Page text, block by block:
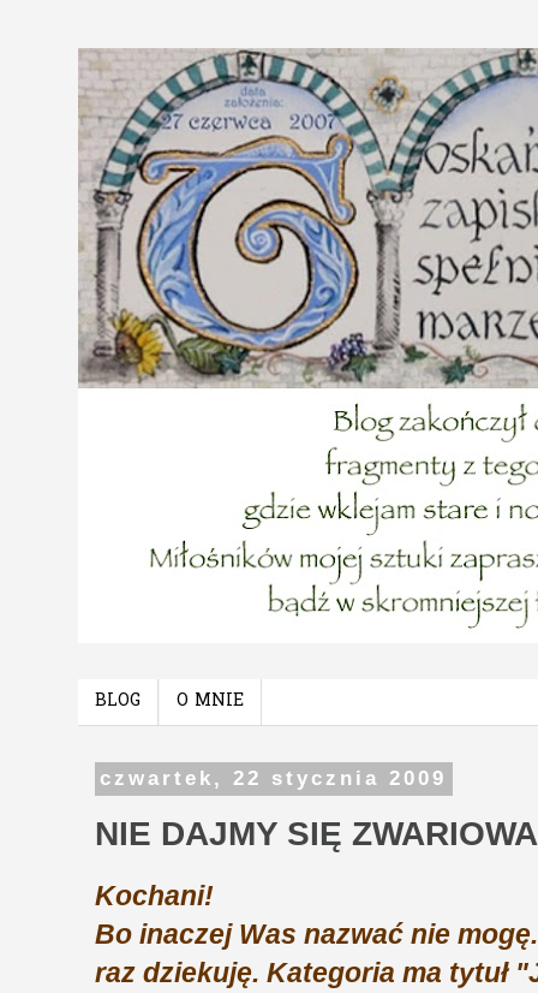
BLOG O MNIE
czwartek, 22 stycznia 2009
NIE DAJMY SIĘ
Kochani!
Bo inaczej Was nazwać nie
raz dziekuję. Kategoria ma tytuł